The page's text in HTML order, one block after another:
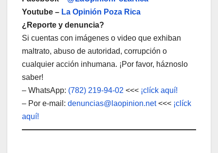
Youtube – La Opinión Poza Rica
¿Reporte y denuncia?
Si cuentas con imágenes o video que exhiban
maltrato, abuso de autoridad, corrupción o
cualquier acción inhumana. ¡Por favor, háznoslo
saber!
– WhatsApp: (782) 219-94-02 <<< ¡clíck aquí!
– Por e-mail: denuncias@laopinion.net<<< ¡clíck
aquí!